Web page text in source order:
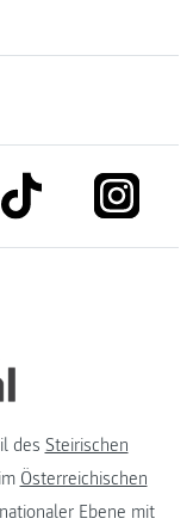
link to tiktok
des Steirischen
Österreichischen
Ebene mit